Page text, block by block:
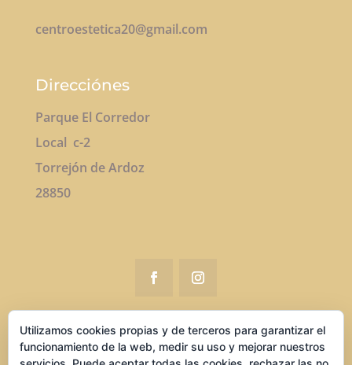
centroestetica20@gmail.com
Direcciónes
Parque El Corredor
Local c-2
Torrejón de Ardoz
28850
Parque El Corredor
Lunes a sábado de 10h a 22
Utilizamos cookies propias y de terceros para garantizar el
funcionamiento de la web, medir su uso y mejorar nuestros